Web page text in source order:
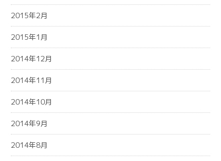
2015年2月
2015年1月
2014年12月
2014年11月
2014年10月
2014年9月
2014年8月